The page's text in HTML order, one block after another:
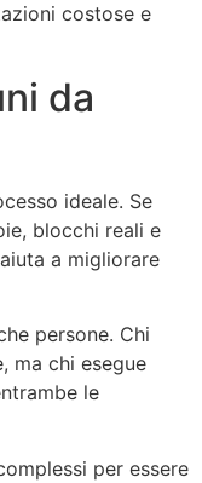
costose e
da
ideale. Se
blocchi reali e
a migliorare
persone. Chi
ma chi esegue
le
per essere